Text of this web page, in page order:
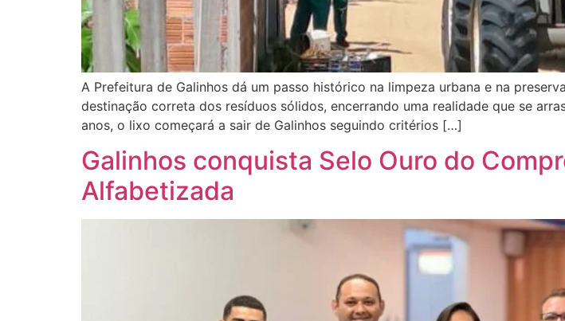
A Prefeitura de Galinhos dá um passo histórico na limpeza urbana e na
destinação correta dos resíduos sólidos, encerrando uma realidade que se
anos, o lixo começará a sair de Galinhos seguindo critérios […]
Galinhos conquista Selo Ouro do
Alfabetizada